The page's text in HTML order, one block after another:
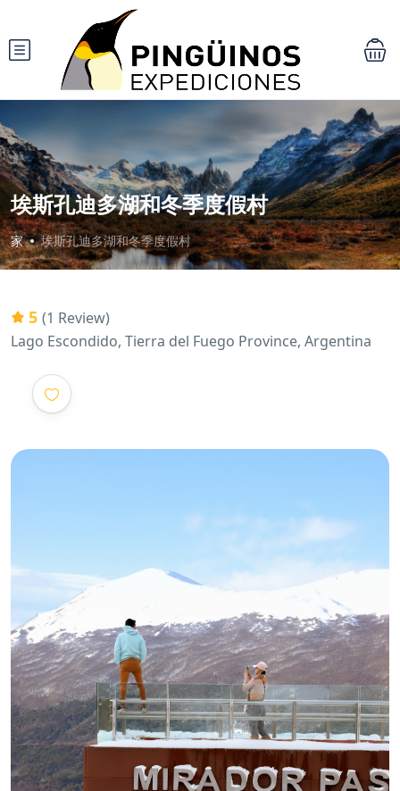
埃斯孔迪多湖和冬季度假村
家 埃斯孔迪多湖和冬季度假村
5 (1 Review)
Lago Escondido, Tierra del Fuego Province, Argentina